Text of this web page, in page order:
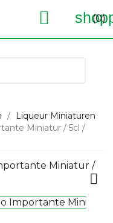
(0)

Liqueur Miniaturen
Miniatur / 5cl /
